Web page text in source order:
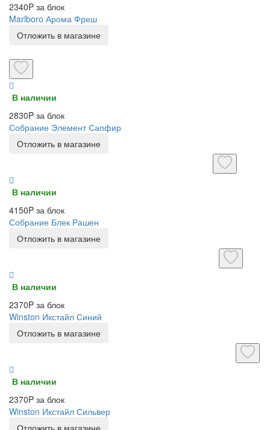
2340P за блок
Marlboro Арома Фреш
Отложить в магазине
В наличии
2830P за блок
Собрание Элемент Сапфир
Отложить в магазине
В наличии
4150P за блок
Собрание Блек Рашен
Отложить в магазине
В наличии
2370P за блок
Winston Икстайл Синий
Отложить в магазине
В наличии
2370P за блок
Winston Икстайл Сильвер
Отложить в магазине